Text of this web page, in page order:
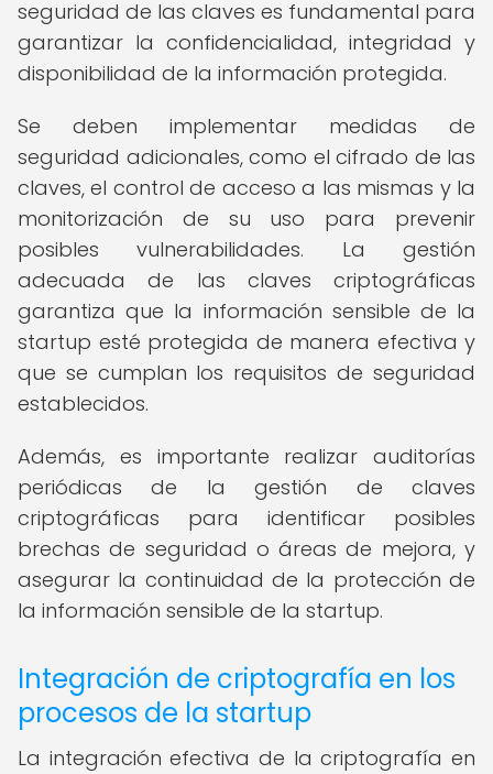
seguridad de las claves es fundamental para
garantizar la confidencialidad, integridad y
disponibilidad de la información protegida.
Se deben implementar medidas de
seguridad adicionales, como el cifrado de las
claves, el control de acceso a las mismas y la
monitorización de su uso para prevenir
posibles vulnerabilidades. La gestión
adecuada de las claves criptográficas
garantiza que la información sensible de la
startup esté protegida de manera efectiva y
que se cumplan los requisitos de seguridad
establecidos.
Además, es importante realizar auditorías
periódicas de la gestión de claves
criptográficas para identificar posibles
brechas de seguridad o áreas de mejora, y
asegurar la continuidad de la protección de
la información sensible de la startup.
Integración de criptografía en los
procesos de la startup
La integración efectiva de la criptografía en